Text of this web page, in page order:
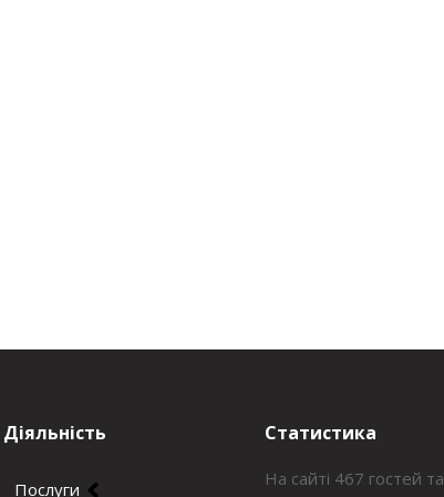
Діяльність
Послуги
Статистика
На сайті 467 гостей та